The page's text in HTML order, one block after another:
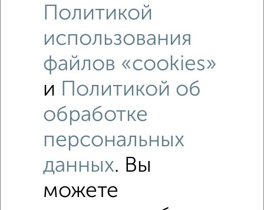
Рядом, с меньшей ценой
Комнаты в общежитии
Поиск по схожим параметрам:
Политикой
использования
файлов «cookies»
и Политикой об
обработке
персональных
данных. Вы
можете